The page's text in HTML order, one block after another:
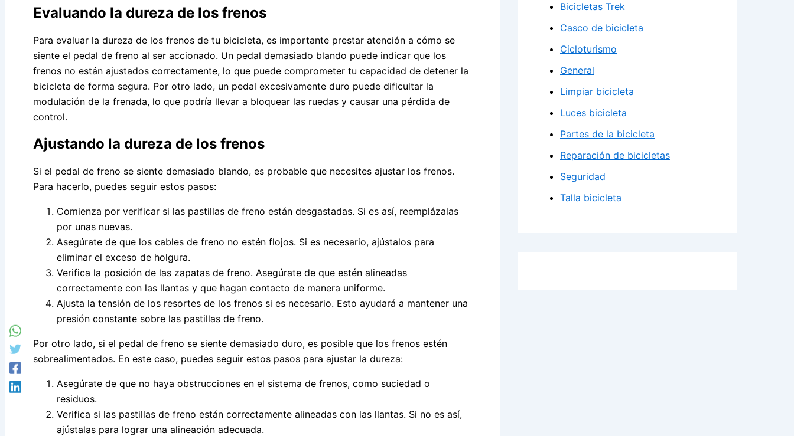
Evaluando la dureza de los frenos
Para evaluar la dureza de los frenos de tu bicicleta, es importante prestar atención a cómo se
siente el pedal de freno al ser accionado. Un pedal demasiado blando puede indicar que los
frenos no están ajustados correctamente, lo que puede comprometer tu capacidad de detener la
bicicleta de forma segura. Por otro lado, un pedal excesivamente duro puede dificultar la
modulación de la frenada, lo que podría llevar a bloquear las ruedas y causar una pérdida de
control.
Ajustando la dureza de los frenos
Si el pedal de freno se siente demasiado blando, es probable que necesites ajustar los frenos.
Para hacerlo, puedes seguir estos pasos:
Comienza por verificar si las pastillas de freno están desgastadas. Si es así, reemplázalas
por unas nuevas.
Asegúrate de que los cables de freno no estén flojos. Si es necesario, ajústalos para
eliminar el exceso de holgura.
Verifica la posición de las zapatas de freno. Asegúrate de que estén alineadas
correctamente con las llantas y que hagan contacto de manera uniforme.
Ajusta la tensión de los resortes de los frenos si es necesario. Esto ayudará a mantener una
presión constante sobre las pastillas de freno.
Por otro lado, si el pedal de freno se siente demasiado duro, es posible que los frenos estén
sobrealimentados. En este caso, puedes seguir estos pasos para ajustar la dureza:
Asegúrate de que no haya obstrucciones en el sistema de frenos, como suciedad o
residuos.
Verifica si las pastillas de freno están correctamente alineadas con las llantas. Si no es así,
ajústalas para lograr una alineación adecuada.
Bicicletas Trek
Casco de bicicleta
Cicloturismo
General
Limpiar bicicleta
Luces bicicleta
Partes de la bicicleta
Reparación de bicicletas
Seguridad
Talla bicicleta